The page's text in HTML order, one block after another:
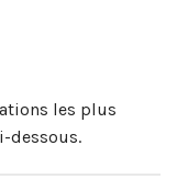
les plus
dessous.